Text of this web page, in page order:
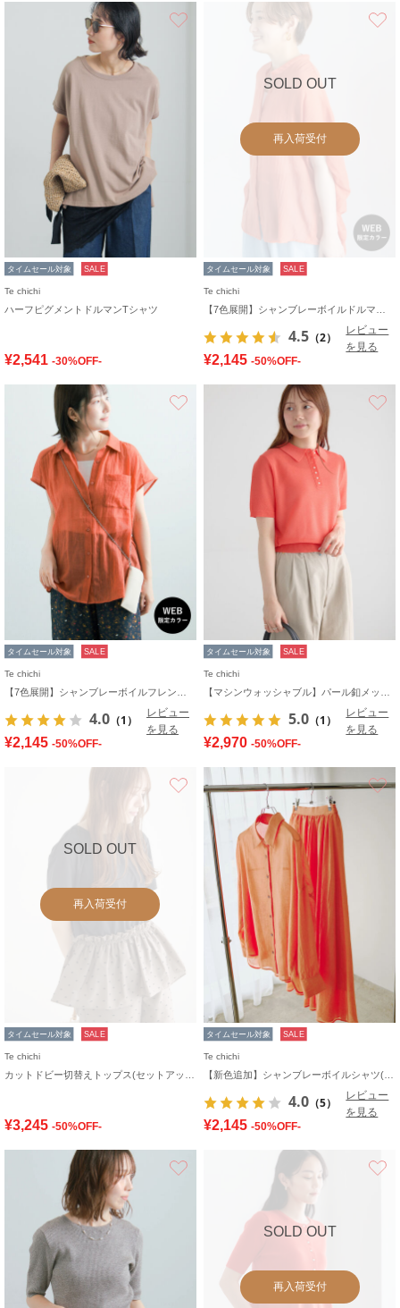
タイムセール対象 SALE
Te chichi
ハーフピグメントドルマンTシャツ
¥2,541 -30%OFF-
SOLD OUT
再入荷受付
タイムセール対象 SALE
Te chichi
4.5 （2）
レビュー
を見る
¥2,145 -50%OFF-
タイムセール対象 SALE
Te chichi
4.0 （1）
レビュー
を見る
¥2,145 -50%OFF-
タイムセール対象 SALE
Te chichi
5.0 （1）
レビュー
を見る
¥2,970 -50%OFF-
SOLD OUT
再入荷受付
お気に入り
タイムセール対象 SALE
Te chichi
¥3,245 -50%OFF-
タイムセール対象 SALE
Te chichi
4.0 （5）
レビュー
を見る
¥2,145 -50%OFF-
SOLD OUT
再入荷受付